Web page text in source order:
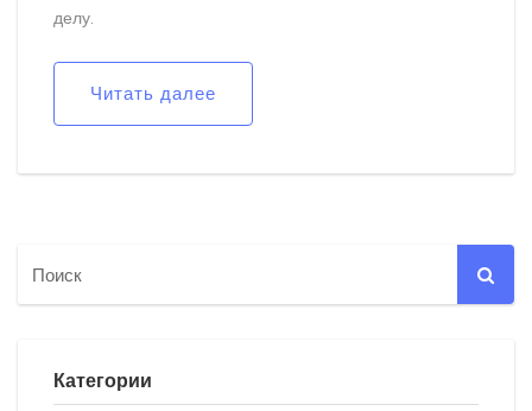
делу.
Читать далее
Категории